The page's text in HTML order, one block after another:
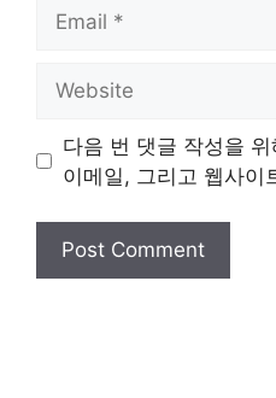
다음 번 댓글 작성을
이메일, 그리고 웹사이